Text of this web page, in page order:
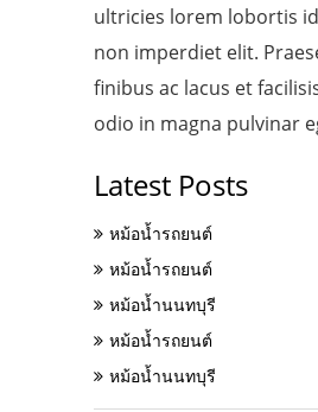
ultricies lorem lobortis
non imperdiet elit.
finibus ac lacus et
odio in magna pulvinar
Latest Posts
หม้อน้ำรถยนต์
หม้อน้ำรถยนต์
หม้อน้ำนนทบุรี
หม้อน้ำรถยนต์
หม้อน้ำนนทบุรี